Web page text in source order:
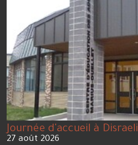
Journée d'accueil à Disraeli
27 août 2026